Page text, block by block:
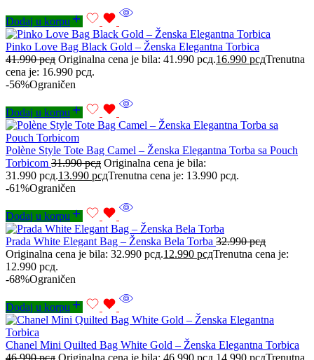
Dodaj u korpu
Pinko Love Bag Black Gold – Ženska Elegantna Torbica
41.990рсд Originalna cena je bila: 41.990 рсд.16.990 рсдTrenutna
cena je: 16.990 рсд.
-56%Ograničen
Dodaj u korpu
Polène Style Tote Bag Camel – Ženska Elegantna Torba sa Pouch
Torbicom 31.990рсд Originalna cena je bila:
31.990 рсд.13.990 рсдTrenutna cena je: 13.990 рсд.
-61%Ograničen
Dodaj u korpu
Prada White Elegant Bag – Ženska Bela Torba 32.990рсд
Originalna cena je bila: 32.990 рсд.12.990 рсдTrenutna cena je:
12.990 рсд.
-68%Ograničen
Dodaj u korpu
Chanel Mini Quilted Bag White Gold – Ženska Elegantna Torbica
46.990рсд Originalna cena je bila: 46.990 рсд.14.990 рсдTrenutna